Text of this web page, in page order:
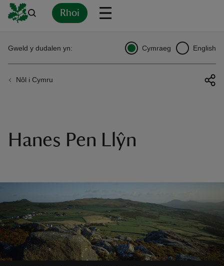
Rhoi
Nôl i Cymru
Gweld y dudalen yn: Cymraeg English
Hanes Pen Llŷn